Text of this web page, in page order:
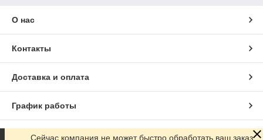
О нас
Контакты
Доставка и оплата
График работы
Полная версия сайта
Сейчас компания не может быстро обработать ваш заказ,